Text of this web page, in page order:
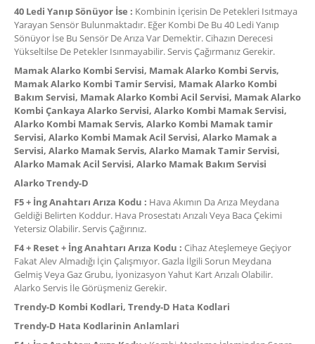
40 Ledi Yanıp Sönüyor İse : Kombinin İçerisin De Petekleri Isıtmaya
Yarayan Sensör Bulunmaktadır. Eğer Kombi De Bu 40 Ledi Yanıp
Sönüyor İse Bu Sensör De Arıza Var Demektir. Cihazın Derecesi
Yükseltilse De Petekler Isınmayabilir. Servis Çağırmanız Gerekir.
Mamak Alarko Kombi Servisi, Mamak Alarko Kombi Servis,
Mamak Alarko Kombi Tamir Servisi, Mamak Alarko Kombi
Bakım Servisi, Mamak Alarko Kombi Acil Servisi, Mamak Alarko
Kombi Çankaya Alarko Servisi, Alarko Kombi Mamak Servisi,
Alarko Kombi Mamak Servis, Alarko Kombi Mamak tamir
Servisi, Alarko Kombi Mamak Acil Servisi, Alarko Mamak a
Servisi, Alarko Mamak Servis, Alarko Mamak Tamir Servisi,
Alarko Mamak Acil Servisi, Alarko Mamak Bakım Servisi
Alarko Trendy-D
F5 + İng Anahtarı Arıza Kodu : Hava Akımın Da Arıza Meydana
Geldiği Belirten Koddur. Hava Prosestatı Arızalı Veya Baca Çekimi
Yetersiz Olabilir. Servis Çağırınız.
F4 + Reset + İng Anahtarı Arıza Kodu : Cihaz Ateşlemeye Geçiyor
Fakat Alev Almadığı İçin Çalışmıyor. Gazla İlgili Sorun Meydana
Gelmiş Veya Gaz Grubu, İyonizasyon Yahut Kart Arızalı Olabilir.
Alarko Servis İle Görüşmeniz Gerekir.
Trendy-D Kombi Kodlari, Trendy-D Hata Kodlari
Trendy-D Hata Kodlarinin Anlamlari